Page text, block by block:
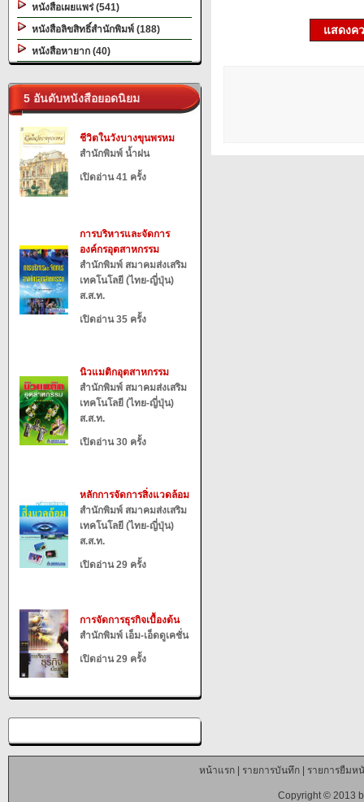
หนังสือเผยแพร่ (541)
หนังสือลิขสิทธิ์สำนักพิมพ์ (188)
หนังสือหายาก (40)
5 อันดับหนังสือยอดนิยม
ชีวิตในวังบางขุนพรหม
สำนักพิมพ์ น้ำฝน
เปิดอ่าน 41 ครั้ง
การบริหารและจัดการ
องค์กรอุตสาหกรรม
สำนักพิมพ์ สมาคมส่งเสริม
เทคโนโลยี (ไทย-ญี่ปุ่น)
ส.ส.ท.
เปิดอ่าน 35 ครั้ง
นิวแมติกอุตสาหกรรม
สำนักพิมพ์ สมาคมส่งเสริม
เทคโนโลยี (ไทย-ญี่ปุ่น)
ส.ส.ท.
เปิดอ่าน 30 ครั้ง
หลักการจัดการสิ่งแวดล้อม
สำนักพิมพ์ สมาคมส่งเสริม
เทคโนโลยี (ไทย-ญี่ปุ่น)
ส.ส.ท.
เปิดอ่าน 29 ครั้ง
การจัดการธุรกิจเบื้องต้น
สำนักพิมพ์ เอ็ม-เอ็ดดูเคชั่น
เปิดอ่าน 29 ครั้ง
แสดงค
หน้าแรก| รายการบันทึก| รายการยืมห
Copyright © 2013